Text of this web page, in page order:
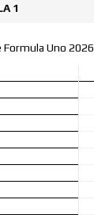
1
Uno 2026